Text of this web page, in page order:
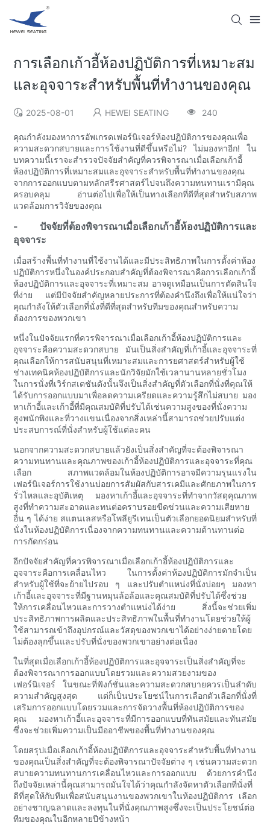
การเลือกเก้าอี้ห้องปฏิบัติการที่เหมาะสม
และอุจจาระสำหรับพื้นที่ทำงานของคุณ
2025-08-01 HEWEI SEATING 240
คุณกำลังมองหาการอัพเกรดเฟอร์นิเจอร์ห้องปฏิบัติการของคุณเพื่อ
ความสะดวกสบายและการใช้งานที่ดีขึ้นหรือไม่? ไม่มองหาอีก! ใน
บทความนี้เราจะสำรวจปัจจัยสำคัญที่ควรพิจารณาเมื่อเลือกเก้าอี้
ห้องปฏิบัติการที่เหมาะสมและอุจจาระสำหรับพื้นที่ทำงานของคุณ
จากการออกแบบตามหลักสรีรศาสตร์ไปจนถึงความทนทานเรามีคุณ
ครอบคลุม อ่านต่อไปเพื่อให้เป็นทางเลือกที่ดีที่สุดสำหรับสภาพ
แวดล้อมการวิจัยของคุณ
- ปัจจัยที่ต้องพิจารณาเมื่อเลือกเก้าอี้ห้องปฏิบัติการและ
อุจจาระ
เมื่อสร้างพื้นที่ทำงานที่ใช้งานได้และมีประสิทธิภาพในการตั้งค่าห้อง
ปฏิบัติการหนึ่งในองค์ประกอบสำคัญที่ต้องพิจารณาคือการเลือกเก้าอี้
ห้องปฏิบัติการและอุจจาระที่เหมาะสม อาจดูเหมือนเป็นการตัดสินใจ
ที่ง่าย แต่มีปัจจัยสำคัญหลายประการที่ต้องคำนึงถึงเพื่อให้แน่ใจว่า
คุณกำลังให้ตัวเลือกที่นั่งที่ดีที่สุดสำหรับทีมของคุณสำหรับความ
ต้องการของพวกเขา
หนึ่งในปัจจัยแรกที่ควรพิจารณาเมื่อเลือกเก้าอี้ห้องปฏิบัติการและ
อุจจาระคือความสะดวกสบาย มันเป็นสิ่งสำคัญที่เก้าอี้และอุจจาระที่
คุณเลือกให้การสนับสนุนที่เหมาะสมและการยศาสตร์สำหรับผู้ใช้
ช่างเทคนิคห้องปฏิบัติการและนักวิจัยมักใช้เวลานานหลายชั่วโมง
ในการนั่งที่เวิร์กสเตชันดังนั้นจึงเป็นสิ่งสำคัญที่ตัวเลือกที่นั่งที่คุณให้
ได้รับการออกแบบมาเพื่อลดความเครียดและความรู้สึกไม่สบาย มอง
หาเก้าอี้และเก้าอี้ที่มีคุณสมบัติที่ปรับได้เช่นความสูงของที่นั่งความ
สูงพนักพิงและที่วางแขนเนื่องจากสิ่งเหล่านี้สามารถช่วยปรับแต่ง
ประสบการณ์ที่นั่งสำหรับผู้ใช้แต่ละคน
นอกจากความสะดวกสบายแล้วยังเป็นสิ่งสำคัญที่จะต้องพิจารณา
ความทนทานและคุณภาพของเก้าอี้ห้องปฏิบัติการและอุจจาระที่คุณ
เลือก สภาพแวดล้อมในห้องปฏิบัติการอาจมีความรุนแรงใน
เฟอร์นิเจอร์การใช้งานบ่อยการสัมผัสกับสารเคมีและศักยภาพในการ
รั่วไหลและอุบัติเหตุ มองหาเก้าอี้และอุจจาระที่ทำจากวัสดุคุณภาพ
สูงที่ทำความสะอาดและทนต่อคราบรอยขีดข่วนและความเสียหาย
อื่น ๆ ได้ง่าย สแตนเลสหรือโพลียูรีเทนเป็นตัวเลือกยอดนิยมสำหรับที่
นั่งในห้องปฏิบัติการเนื่องจากความทนทานและความต้านทานต่อ
การกัดกร่อน
อีกปัจจัยสำคัญที่ควรพิจารณาเมื่อเลือกเก้าอี้ห้องปฏิบัติการและ
อุจจาระคือการเคลื่อนไหว ในการตั้งค่าห้องปฏิบัติการมักจำเป็น
สำหรับผู้ใช้ที่จะย้ายไปรอบ ๆ และปรับตำแหน่งที่นั่งบ่อยๆ มองหา
เก้าอี้และอุจจาระที่มีฐานหมุนล้อล้อและคุณสมบัติที่ปรับได้ซึ่งช่วย
ให้การเคลื่อนไหวและการวางตำแหน่งได้ง่าย สิ่งนี้จะช่วยเพิ่ม
ประสิทธิภาพการผลิตและประสิทธิภาพในพื้นที่ทำงานโดยช่วยให้ผู้
ใช้สามารถเข้าถึงอุปกรณ์และวัสดุของพวกเขาได้อย่างง่ายดายโดย
ไม่ต้องลุกขึ้นและปรับที่นั่งของพวกเขาอย่างต่อเนื่อง
ในที่สุดเมื่อเลือกเก้าอี้ห้องปฏิบัติการและอุจจาระเป็นสิ่งสำคัญที่จะ
ต้องพิจารณาการออกแบบโดยรวมและความสวยงามของ
เฟอร์นิเจอร์ ในขณะที่ฟังก์ชั่นและความสะดวกสบายควรเป็นลำดับ
ความสำคัญสูงสุด แต่ก็เป็นประโยชน์ในการเลือกตัวเลือกที่นั่งที่
เสริมการออกแบบโดยรวมและการจัดวางพื้นที่ห้องปฏิบัติการของ
คุณ มองหาเก้าอี้และอุจจาระที่มีการออกแบบที่ทันสมัยและทันสมัย
ซึ่งจะช่วยเพิ่มความเป็นมืออาชีพของพื้นที่ทำงานของคุณ
โดยสรุปเมื่อเลือกเก้าอี้ห้องปฏิบัติการและอุจจาระสำหรับพื้นที่ทำงาน
ของคุณเป็นสิ่งสำคัญที่จะต้องพิจารณาปัจจัยต่าง ๆ เช่นความสะดวก
สบายความทนทานการเคลื่อนไหวและการออกแบบ ด้วยการคำนึง
ถึงปัจจัยเหล่านี้คุณสามารถมั่นใจได้ว่าคุณกำลังจัดหาตัวเลือกที่นั่งที่
ดีที่สุดให้กับทีมเพื่อสนับสนุนงานของพวกเขาในห้องปฏิบัติการ เลือก
อย่างชาญฉลาดและลงทุนในที่นั่งคุณภาพสูงซึ่งจะเป็นประโยชน์ต่อ
ทีมของคุณในอีกหลายปีข้างหน้า